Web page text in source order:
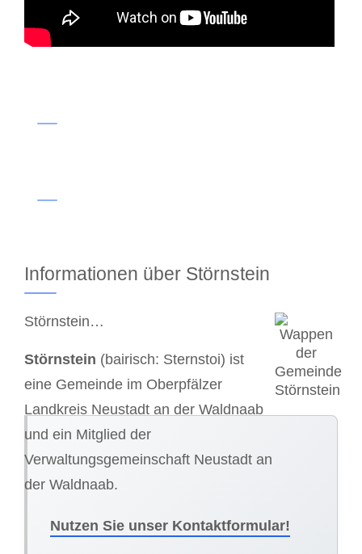
Informationen über Störnstein
Störnstein…
Störnstein (bairisch: Sternstoi) ist
eine Gemeinde im Oberpfälzer
Landkreis Neustadt an der Waldnaab
und ein Mitglied der
Verwaltungsgemeinschaft Neustadt an
der Waldnaab.
Nutzen Sie unser Kontaktformular!